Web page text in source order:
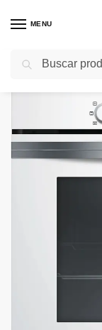
MENU
Inicio Gama blanca